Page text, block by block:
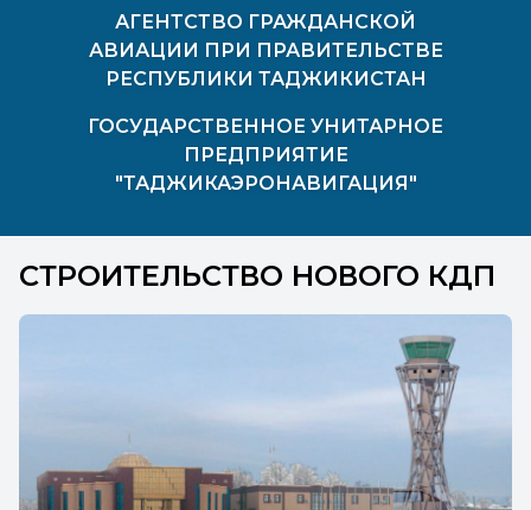
АГЕНТСТВО ГРАЖДАНСКОЙ
АВИАЦИИ ПРИ ПРАВИТЕЛЬСТВЕ
РЕСПУБЛИКИ ТАДЖИКИСТАН
ГОСУДАРСТВЕННОЕ УНИТАРНОЕ
ПРЕДПРИЯТИЕ
"ТАДЖИКАЭРОНАВИГАЦИЯ"
СТРОИТЕЛЬСТВО НОВОГО КДП